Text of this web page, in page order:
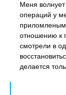
Меня
операций у
отношению к
смотрели в
делается